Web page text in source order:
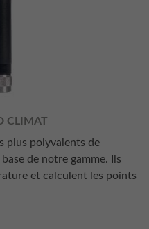
CLIMAT
plus polyvalents de
de notre gamme. Ils
et calculent les points